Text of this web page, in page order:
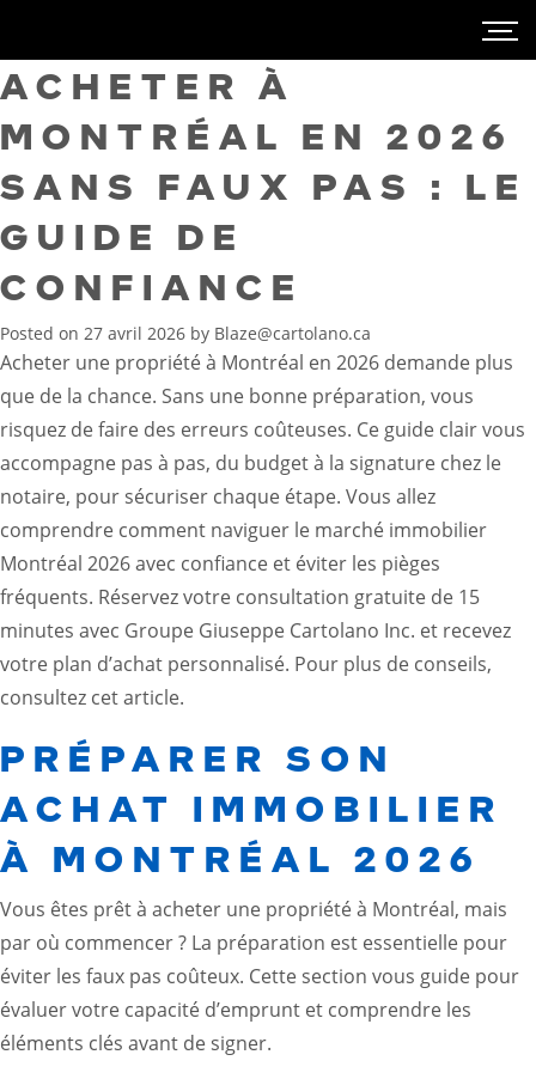
ACHETER À
MONTRÉAL EN 2026
SANS FAUX PAS : LE
GUIDE DE
CONFIANCE
Posted on 27 avril 2026 by Blaze@cartolano.ca
Acheter une propriété à Montréal en 2026 demande plus
que de la chance. Sans une bonne préparation, vous
risquez de faire des erreurs coûteuses. Ce guide clair vous
accompagne pas à pas, du budget à la signature chez le
notaire, pour sécuriser chaque étape. Vous allez
comprendre comment naviguer le marché immobilier
Montréal 2026 avec confiance et éviter les pièges
fréquents. Réservez votre consultation gratuite de 15
minutes avec Groupe Giuseppe Cartolano Inc. et recevez
votre plan d’achat personnalisé. Pour plus de conseils,
consultez cetarticle.
PRÉPARER SON
ACHAT IMMOBILIER
À MONTRÉAL 2026
Vous êtes prêt à acheter une propriété à Montréal, mais
par où commencer ? La préparation est essentielle pour
éviter les faux pas coûteux. Cette section vous guide pour
évaluer votre capacité d’emprunt et comprendre les
éléments clés avant de signer.